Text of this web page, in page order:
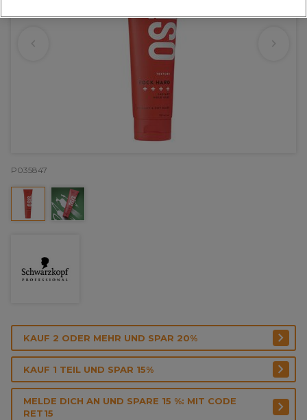
P035847
KAUF 2 ODER MEHR UND SPAR 20%
KAUF 1 TEIL UND SPAR 15%
MELDE DICH AN UND SPARE 15 %: MIT CODE
RET15